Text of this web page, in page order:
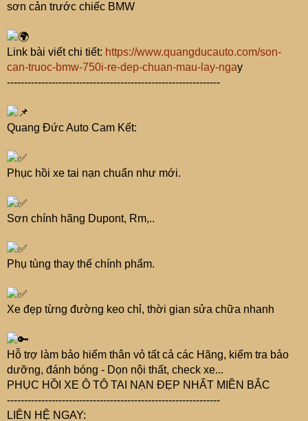
sơn cản trước chiếc BMW
Link bài viết chi tiết: https://www.quangducauto.com/son-
can-truoc-bmw-750i-re-dep-chuan-mau-lay-ngay
--------------------------------------------------------------
Quang Đức Auto Cam Kết:
Phục hồi xe tai nạn chuẩn như mới.
Sơn chính hãng Dupont, Rm,..
Phụ tùng thay thế chính phẩm.
Xe đẹp từng đường keo chỉ, thời gian sửa chữa nhanh
Hỗ trợ làm bảo hiểm thân vỏ tất cả các Hãng, kiểm tra bảo
dưỡng, đánh bóng - Dọn nội thất, check xe...
PHỤC HỒI XE Ô TÔ TAI NẠN ĐẸP NHẤT MIỀN BẮC
--------------------------------------------------------------
LIÊN HỆ NGAY: